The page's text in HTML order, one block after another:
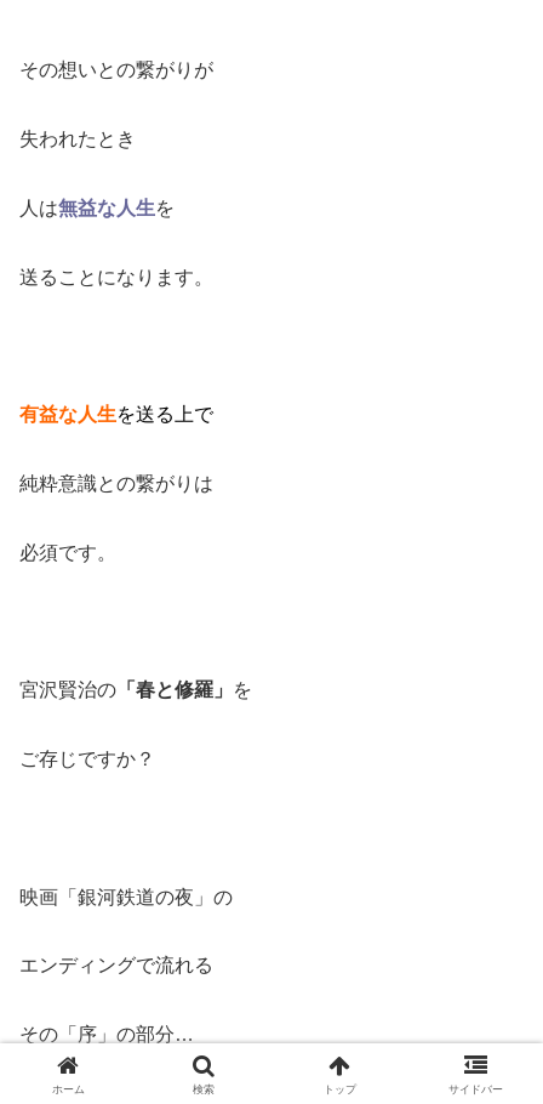
その想いとの繋がりが
失われたとき
人は無益な人生を
送ることになります。
有益な人生を送る上で
純粋意識との繋がりは
必須です。
宮沢賢治の 「春と修羅」 を
ご存じですか？
映画「銀河鉄道の夜」の
エンディングで流れる
その「序」の部分…
ホーム 検索 トップ サイドバー